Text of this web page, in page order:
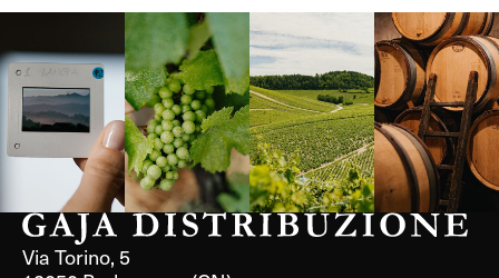
Borgogna,
Francia
Borgogna,
Francia
Instagram
Via Torino, 5